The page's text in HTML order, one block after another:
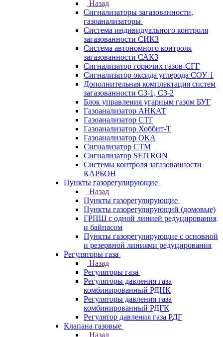
Назад
Сигнализаторы загазованности,
газоанализаторы
Система индивидуального контроля
загазованности СИКЗ
Система автономного контроля
загазованности САКЗ
Сигнализатор горючих газов-СГГ
Сигнализатор оксида углерода СОУ-1
Дополнительная комплектация систем
загазованности СЗ-1, СЗ-2
Блок управления угарным газом БУГ
Газоанализатор АНКАТ
Газоанализатор СТГ
Газоанализатор Хоббит-Т
Газоанализатор ОКА
Сигнализатор СТМ
Сигнализатор SEITRON
Системы контроля загазованности
КАРБОН
Пункты газорегулирующие
Назад
Пункты газорегулирующие
Пункты газорегулирующий (домовые)
ГРПШ с одной линией редуцирования
и байпасом
Пункты газорегулирующие с основной
и резервной линиями редуцирования
Регуляторы газа
Назад
Регуляторы газа
Регуляторы давления газа
комбинированный РДНК
Регуляторы давления газа
комбинированный РДГК
Регулятор давления газа РДГ
Клапана газовые
Назад